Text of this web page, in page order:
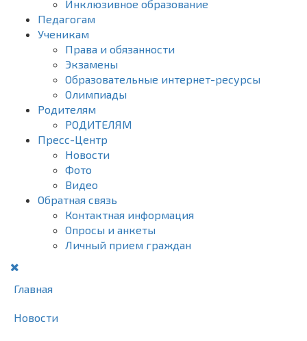
Инклюзивное образование
Педагогам
Ученикам
Права и обязанности
Экзамены
Образовательные интернет-ресурсы
Олимпиады
Родителям
РОДИТЕЛЯМ
Пресс-Центр
Новости
Фото
Видео
Обратная связь
Контактная информация
Опросы и анкеты
Личный прием граждан
Главная
Новости